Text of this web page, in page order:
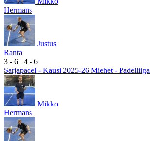
Hermans
Justus
Ranta
3 - 6 | 4 - 6
Sarjapadel - Kausi 2025-26 Miehet - Padelliiga
Mikko
Hermans